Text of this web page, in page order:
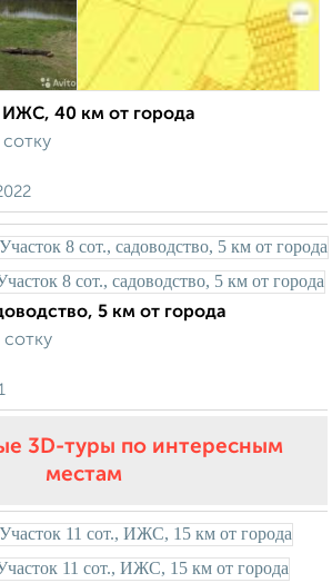
ИЖС, 40 км от города
сотку
5 км от города
сотку
3D-туры по интересным
местам